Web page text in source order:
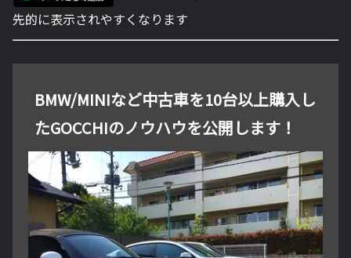
先的に表示されやすくなります
BMW/MINIなど中古車を10台以上購入し
たGOCCHIのノウハウを公開します！